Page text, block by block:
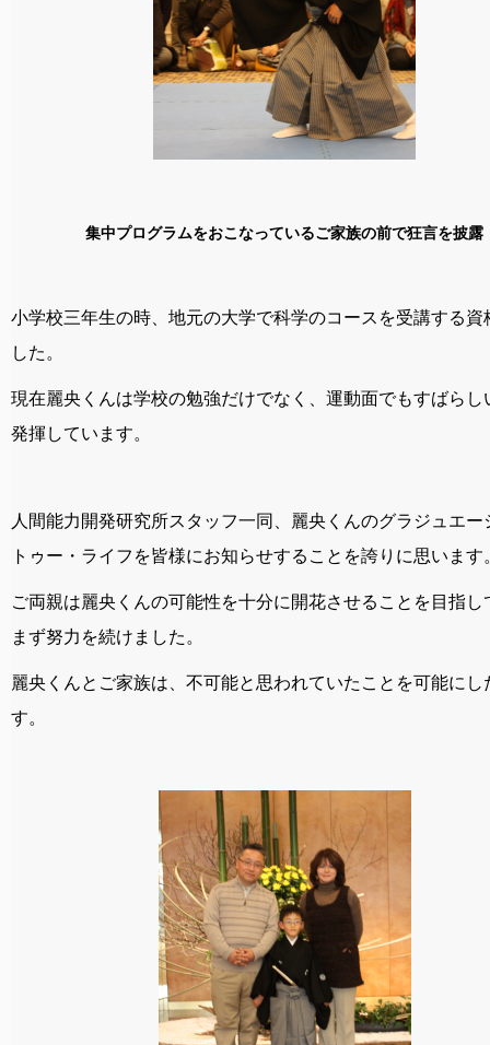
集中プログラムをおこなっているご家族の前で狂言を披露
小学校三年生の時、地元の大学で科学のコースを受講する資
した。
現在麗央くんは学校の勉強だけでなく、運動面でもすばらし
発揮しています。
人間能力開発研究所スタッフ一同、麗央くんのグラジュエー
トゥー・ライフを皆様にお知らせすることを誇りに思います
ご両親は麗央くんの可能性を十分に開花させることを目指し
まず努力を続けました。
麗央くんとご家族は、不可能と思われていたことを可能にし
す。